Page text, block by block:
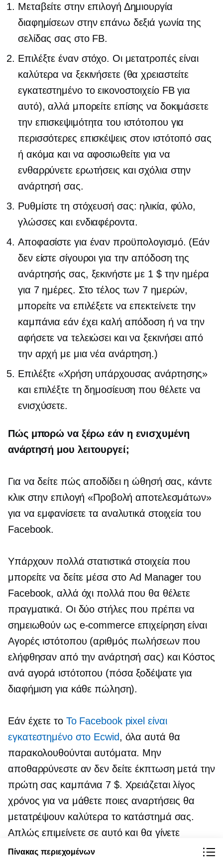
Μεταβείτε στην επιλογή Δημιουργία
διαφημίσεων στην επάνω δεξιά γωνία της
σελίδας σας στο FB.
Επιλέξτε έναν στόχο. Οι μετατροπές είναι
καλύτερα να ξεκινήσετε (θα χρειαστείτε
εγκατεστημένο το εικονοστοιχείο FB για
αυτό), αλλά μπορείτε επίσης να δοκιμάσετε
την επισκεψιμότητα του ιστότοπου για
περισσότερες επισκέψεις στον ιστότοπό σας
ή ακόμα και να αφοσιωθείτε για να
ενθαρρύνετε ερωτήσεις και σχόλια στην
ανάρτησή σας.
Ρυθμίστε τη στόχευσή σας: ηλικία, φύλο,
γλώσσες και ενδιαφέροντα.
Αποφασίστε για έναν προϋπολογισμό. (Εάν
δεν είστε σίγουροι για την απόδοση της
ανάρτησής σας, ξεκινήστε με 1 $ την ημέρα
για 7 ημέρες. Στο τέλος των 7 ημερών,
μπορείτε να επιλέξετε να επεκτείνετε την
καμπάνια εάν έχει καλή απόδοση ή να την
αφήσετε να τελειώσει και να ξεκινήσει από
την αρχή με μια νέα ανάρτηση.)
Επιλέξτε «Χρήση υπάρχουσας ανάρτησης»
και επιλέξτε τη δημοσίευση που θέλετε να
ενισχύσετε.
Πώς μπορώ να ξέρω εάν η ενισχυμένη
ανάρτησή μου λειτουργεί;
Για να δείτε πώς αποδίδει η ώθησή σας, κάντε
κλικ στην επιλογή «Προβολή αποτελεσμάτων»
για να εμφανίσετε τα αναλυτικά στοιχεία του
Facebook.
Υπάρχουν πολλά στατιστικά στοιχεία που
μπορείτε να δείτε μέσα στο Ad Manager του
Facebook, αλλά όχι πολλά που θα θέλετε
πραγματικά. Οι δύο στήλες που πρέπει να
σημειωθούν ως e-commerceεπιχείρηση είναι
Αγορές ιστότοπου (αριθμός πωλήσεων που
ελήφθησαν από την ανάρτησή σας) και Κόστος
ανά αγορά ιστότοπου (πόσα ξοδέψατε για
διαφήμιση για κάθε πώληση).
Εάν έχετε το Το Facebook pixel είναι
εγκατεστημένο στο Ecwid, όλα αυτά θα
παρακολουθούνται αυτόματα. Μην
αποθαρρύνεστε αν δεν δείτε έκπτωση μετά την
πρώτη σας καμπάνια 7 $. Χρειάζεται λίγος
χρόνος για να μάθετε ποιες αναρτήσεις θα
μετατρέψουν καλύτερα το κατάστημά σας.
Απλώς επιμείνετε σε αυτό και θα γίνετε
επαγγελματίας σε χρόνο μηδέν.
Πίνακας περιεχομένων